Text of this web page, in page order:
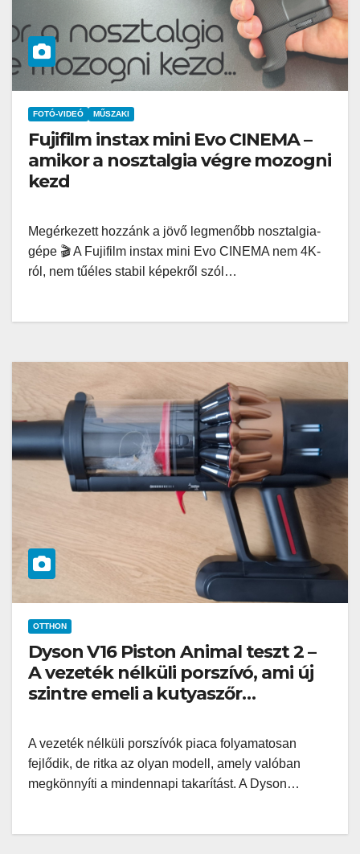
FOTÓ-VIDEÓ MŰSZAKI
Fujifilm instax mini Evo CINEMA –
amikor a nosztalgia végre mozogni
kezd
Megérkezett hozzánk a jövő legmenőbb nosztalgia-
gépe 🎬 A Fujifilm instax mini Evo CINEMA nem 4K-
ról, nem tűéles stabil képekről szól…
OTTHON
Dyson V16 Piston Animal teszt 2 –
A vezeték nélküli porszívó, ami új
szintre emeli a kutyaszőr
A vezeték nélküli porszívók piaca folyamatosan
fejlődik, de ritka az olyan modell, amely valóban
megkönnyíti a mindennapi takarítást. A Dyson…